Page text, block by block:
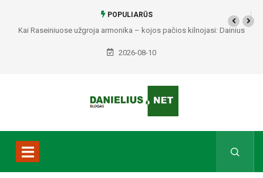
POPULIARŪS
Kai Raseiniuose užgroja armonika – kojos pačios kilnojasi: Dainius
Maslauskas priminė melodijas, kurios gyvena širdyje
2026-08-10